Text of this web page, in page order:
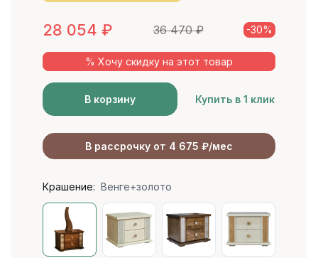
28 054 ₽ 36 470₽ -30%
% Хочу скидку на этот товар
В корзину Купить в 1 клик
В рассрочку от 4 675 ₽/мес
Крашение: Венге+золото